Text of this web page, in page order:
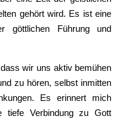
gehört wird. Es ist eine
göttlichen Führung und
wir uns aktiv bemühen
zu hören, selbst inmitten
Es erinnert mich
Verbindung zu Gott